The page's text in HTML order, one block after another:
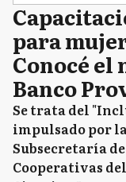
para
Conocé el
Banco
Se trata del
impulsado por
Subsecretaría
Cooperativas